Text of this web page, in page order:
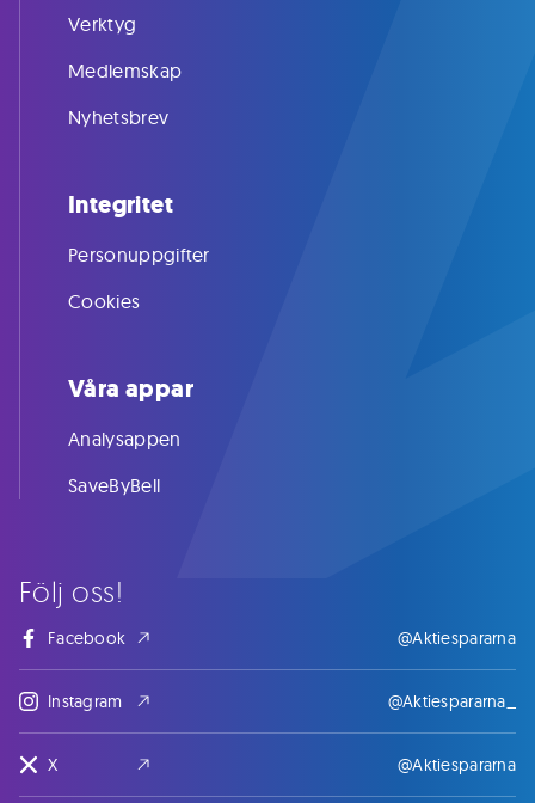
Följ oss!
Facebook @Aktiespararna
Instagram @Aktiespararna_
X @Aktiespararna
Verktyg
Medlemskap
Nyhetsbrev
Integritet
Personuppgifter
Cookies
Våra appar
Analysappen
SaveByBell